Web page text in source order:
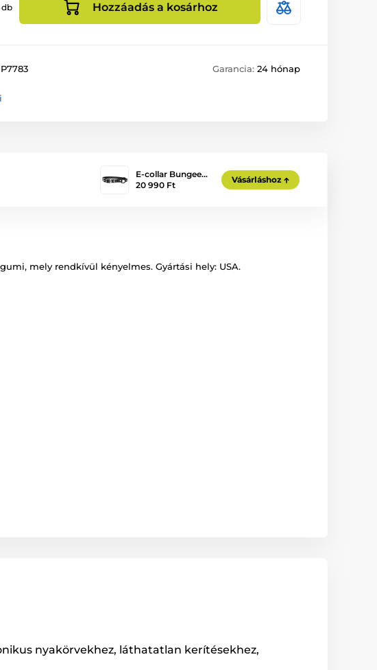
db Hozzáadás a kosárhoz
P7783 Garancia: 24 hónap
E-collar Bungee…
20 990 Ft
Vásárláshoz
mely rendkívül kényelmes. Gyártási hely: USA.
nyakörvekhez, láthatatlan kerítésekhez,